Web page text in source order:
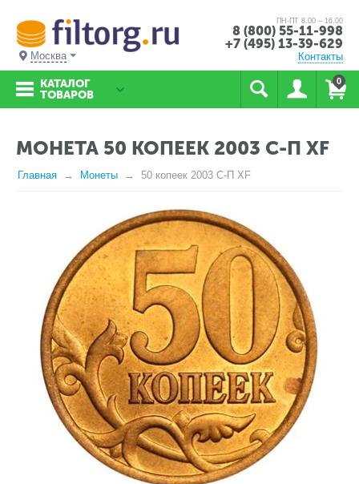
Москва
ПН-ПТ 8.00 – 16.00
8 (800) 55-11-998
+7 (495) 13-39-629
Контакты
0
КАТАЛОГ
ТОВАРОВ
МОНЕТА 50 КОПЕЕК 2003 С-П XF
Главная Монеты 50 копеек 2003 С-П XF